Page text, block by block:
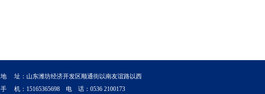
地 址：山东潍坊经济开发区顺通街以南友谊路以西
手 机：15165365698 电 话：0536 2100173